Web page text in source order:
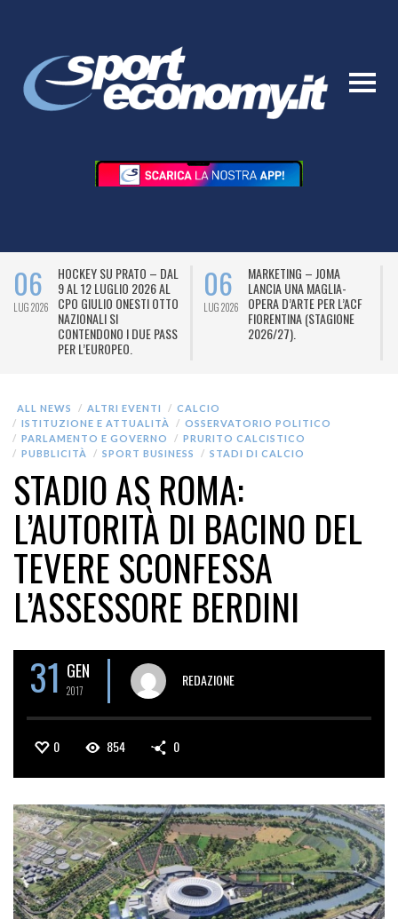
06
LUG 2026
HOCKEY SU PRATO – DAL
9 AL 12 LUGLIO 2026 AL
CPO GIULIO ONESTI OTTO
NAZIONALI SI
CONTENDONO I DUE PASS
PER L’EUROPEO.
06
LUG 2026
MARKETING – JOMA
LANCIA UNA MAGLIA-
OPERA D’ARTE PER L’ACF
FIORENTINA (STAGIONE
2026/27).
ALL NEWS ALTRI EVENTI
CALCIO
ISTITUZIONE E ATTUALITÀ
OSSERVATORIO POLITICO
PARLAMENTO E GOVERNO
PRURITO CALCISTICO
PUBBLICITÀ
SPORT BUSINESS STADI DI CALCIO
STADIO AS ROMA:
L’AUTORITÀ DI BACINO DEL
TEVERE SCONFESSA
L’ASSESSORE BERDINI
31 GEN
2017
REDAZIONE
0 854 0